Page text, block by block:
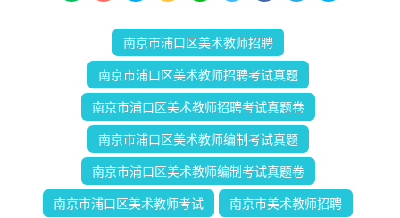
南京市浦口区美术教师招聘
南京市浦口区美术教师招聘考试真题
南京市浦口区美术教师招聘考试真题卷
南京市浦口区美术教师编制考试真题
南京市浦口区美术教师编制考试真题卷
南京市浦口区美术教师考试 南京市美术教师招聘